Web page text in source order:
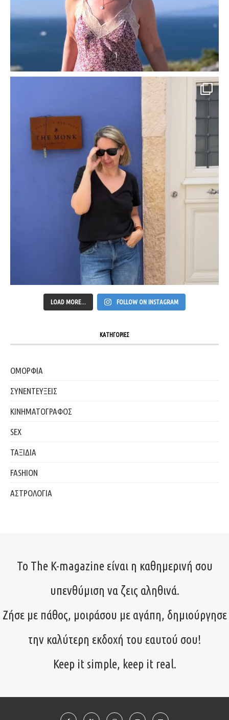
LOAD MORE... FOLLOW ON INSTAGRAM
ΚΑΤΗΓΟΡΙΕΣ
ΟΜΟΡΦΙΑ
ΣΥΝΕΝΤΕΥΞΕΙΣ
ΚΙΝΗΜΑΤΟΓΡΑΦΟΣ
SEX
ΤΑΞΙΔΙΑ
FASHION
ΑΣΤΡΟΛΟΓΙΑ
Το The K-magazine είναι η καθημερινή σου
υπενθύμιση να ζεις αληθινά.
Ζήσε με πάθος, μοιράσου με αγάπη, δημιούργησε
την καλύτερη εκδοχή του εαυτού σου!
Keep it simple, keep it real.